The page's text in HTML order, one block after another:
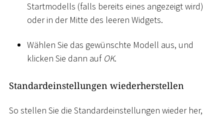
Startmodells (falls bereits eines angezeigt wird)
oder in der Mitte des leeren Widgets.
Wählen Sie das gewünschte Modell aus, und
klicken Sie dann auf OK.
Standardeinstellungen wiederherstellen
So stellen Sie die Standardeinstellungen wieder her,